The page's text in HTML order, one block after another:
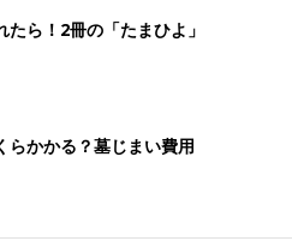
ら！2冊の「たまひよ」
らかかる？墓じまい費用